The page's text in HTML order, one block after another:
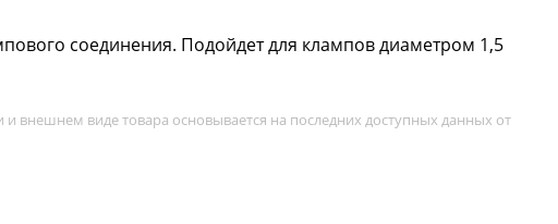
соединения. Подойдет для клампов диаметром 1,5
внешнем виде товара основывается на последних доступных данных от